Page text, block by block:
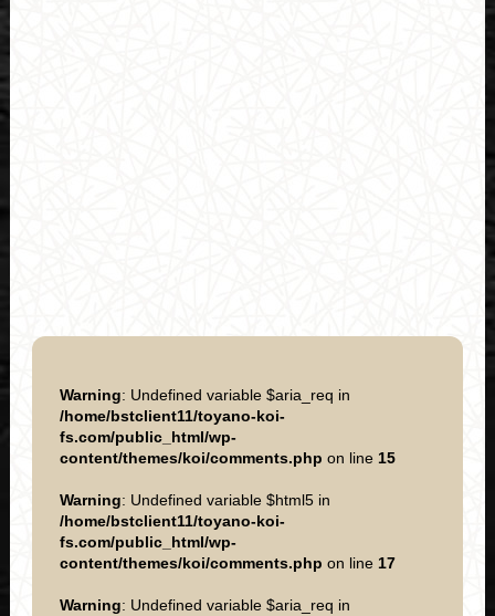
Warning: Undefined variable $aria_req in
/home/bstclient11/toyano-koi-
fs.com/public_html/wp-
content/themes/koi/comments.php on line 15
Warning: Undefined variable $html5 in
/home/bstclient11/toyano-koi-
fs.com/public_html/wp-
content/themes/koi/comments.php on line 17
Warning: Undefined variable $aria_req in